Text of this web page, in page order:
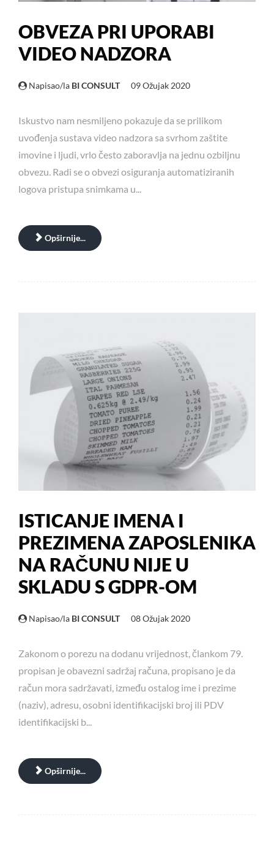
OBVEZA PRI UPORABI
VIDEO NADZORA
Napisao/la BI CONSULT 09 Ožujak 2020
Iskustvo nam nesmiljeno pokazuje da se prilikom
uvođenja sustava video nadzora sa svrhom zaštite
imovine i ljudi, vrlo često zaboravlja na jednu ozbiljnu
obvezu. Radi se o obvezi osiguranja automatiziranih
logova pristupa snimkama u...
Opširnije...
ISTICANJE IMENA I
PREZIMENA ZAPOSLENIKA
NA RAČUNU NIJE U
SKLADU S GDPR-OM
Napisao/la BI CONSULT 08 Ožujak 2020
Zakonom o porezu na dodanu vrijednost, člankom 79.
propisan je obavezni sadržaj računa, propisano je da
račun mora sadržavati, između ostalog ime i prezime
(naziv), adresu, osobni identifikacijski broj ili PDV
identifikacijski b...
Opširnije...